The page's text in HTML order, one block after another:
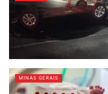
MINAS GERAIS